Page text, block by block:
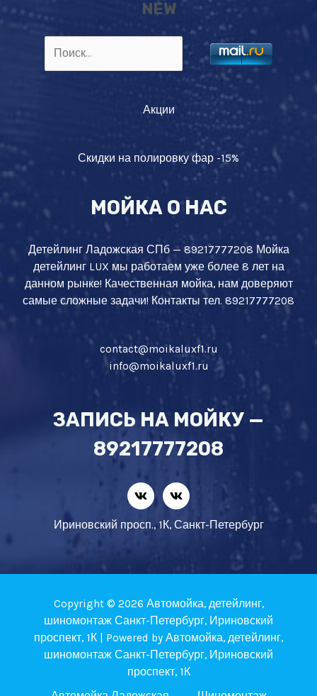
NEW
Акции
Скидки на полировку фар -15%
МОЙКА О НАС
Детейлинг Ладожская СПб — 89217777208 Мойка
детейлинг LUX мы работаем уже более 8 лет на
данном рынке! Качественная мойка, нам доверяют
самые сложные задачи! Контакты тел. 89217777208
contact@moikaluxf1.ru
info@moikaluxf1.ru
ЗАПИСЬ НА МОЙКУ —
89217777208
Ириновский просп., 1К, Санкт-Петербург
Copyright © 2026 Автомойка, детейлинг,
шиномонтаж Санкт-Петербург, Ириновский
проспект, 1К | Powered by Автомойка, детейлинг,
шиномонтаж Санкт-Петербург, Ириновский
проспект, 1К